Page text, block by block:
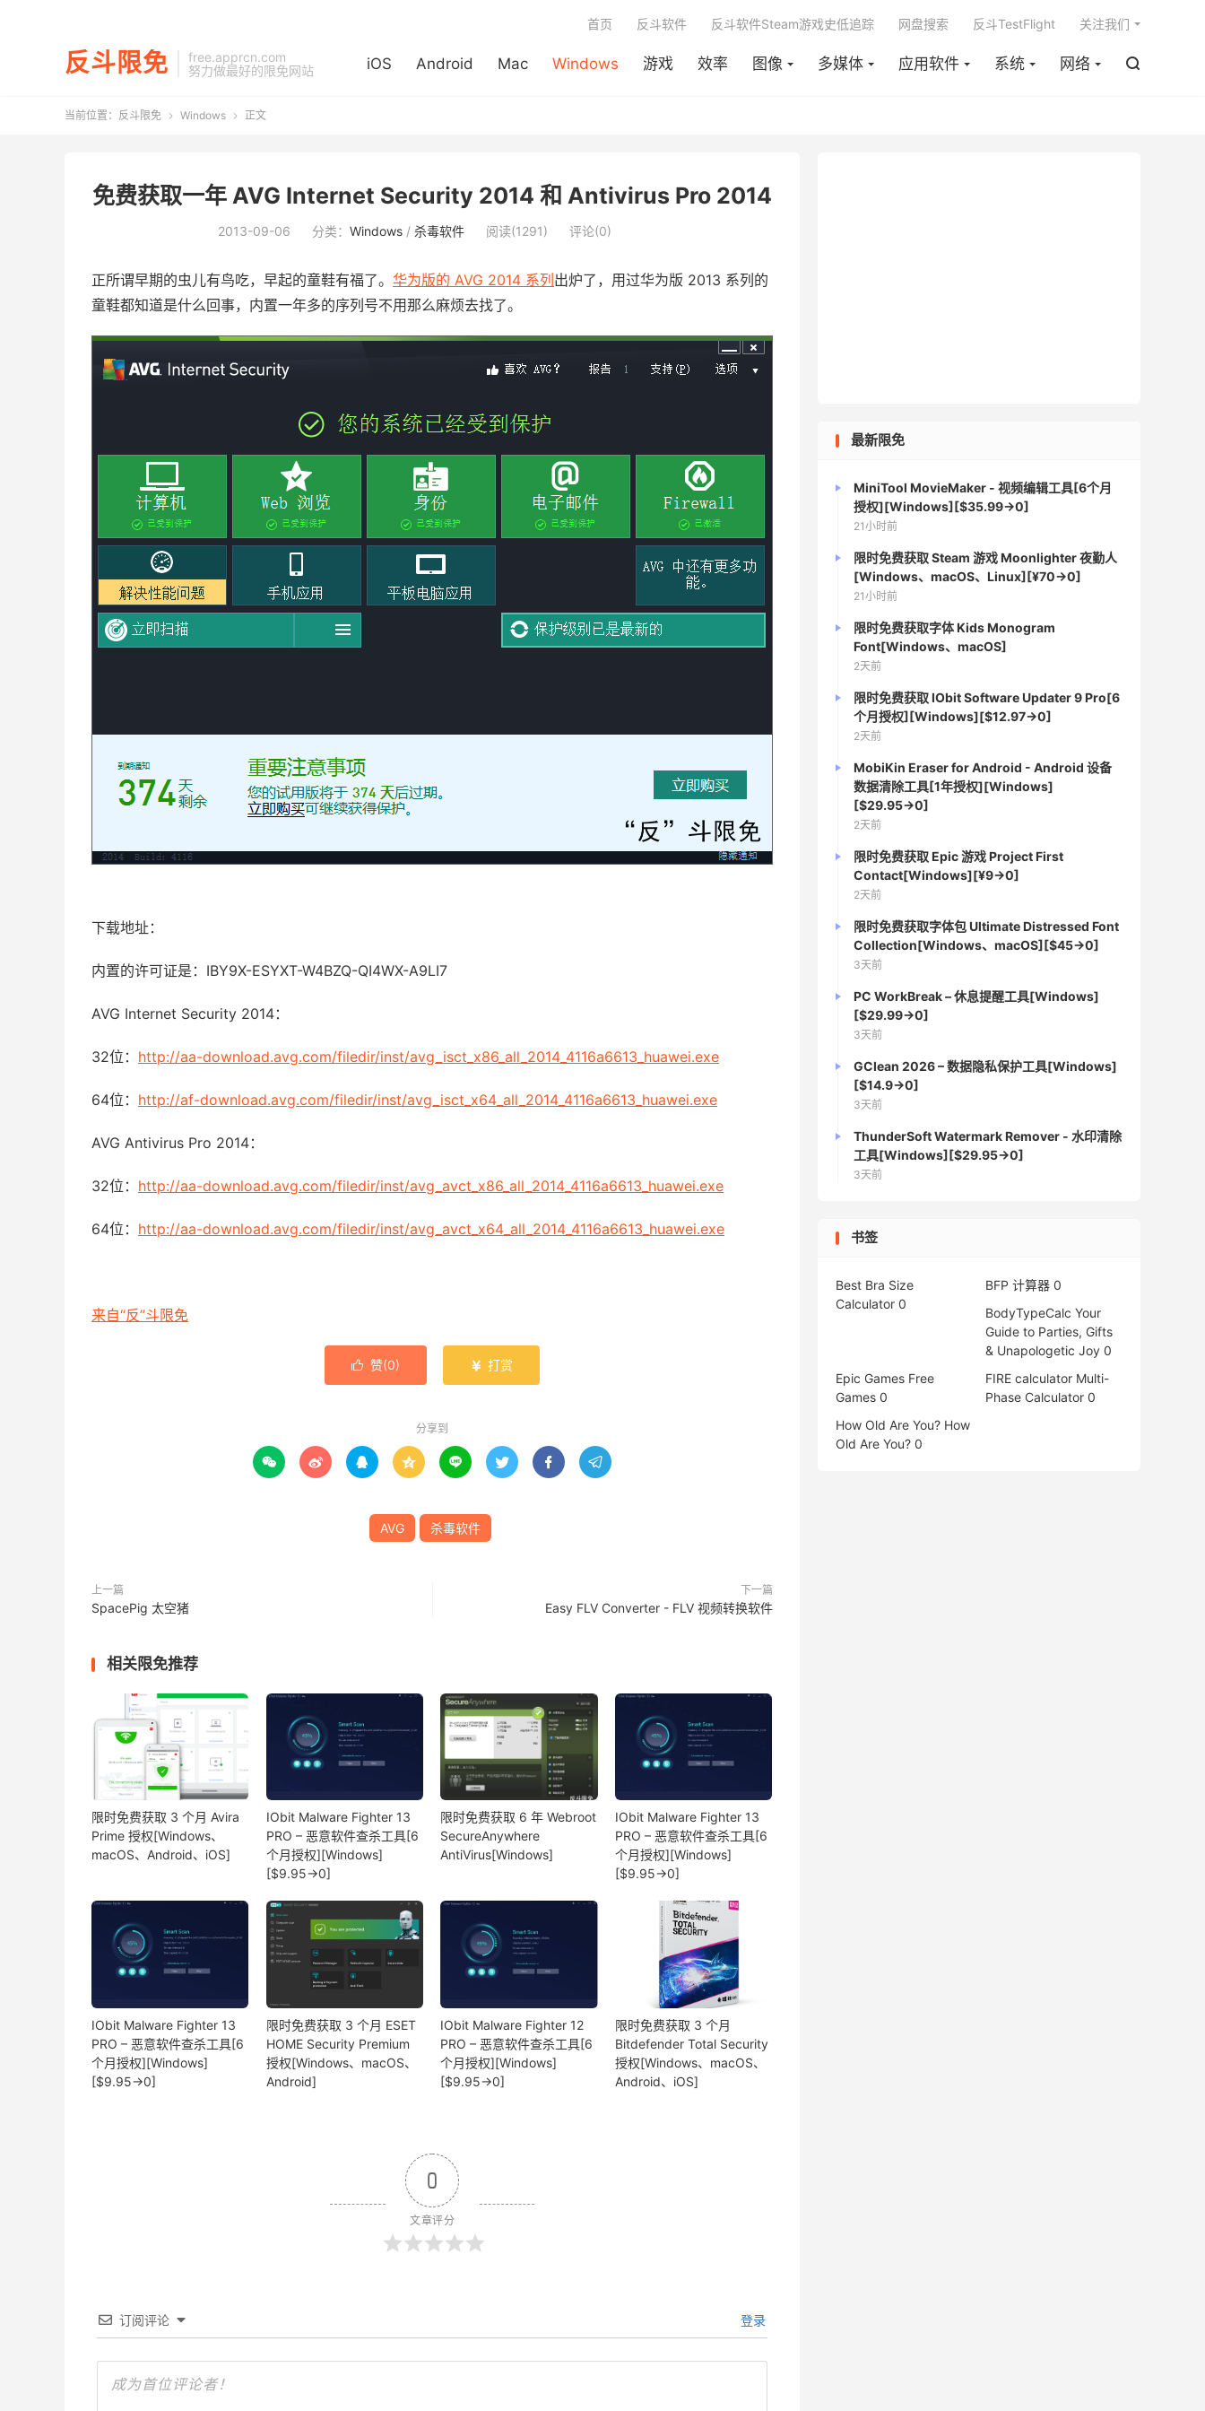
反斗限免
free.apprcn.com
努力做最好的限免网站
iOS Android Mac Windows 游戏 效率 图像 多媒体 应用软件 系统 网络 
首页 反斗软件 反斗软件Steam游戏史低追踪 网盘搜索 反斗TestFlight 关注我们
当前位置： 反斗限免  Windows  正文
免费获取一年 AVG Internet Security 2014 和 Antivirus Pro 2014
2013-09-06 分类： Windows/ 杀毒软件 阅读(1291) 评论(0)
正所谓早期的虫儿有鸟吃，早起的童鞋有福了。 华为版的 AVG 2014 系列 出炉了，用过华为版 2013 系列的
童鞋都知道是什么回事，内置一年多的序列号不用那么麻烦去找了。
下载地址：
内置的许可证是：IBY9X-ESYXT-W4BZQ-QI4WX-A9LI7
AVG Internet Security 2014：
32位： http://aa-download.avg.com/filedir/inst/avg_isct_x86_all_2014_4116a6613_huawei.exe
64位： http://af-download.avg.com/filedir/inst/avg_isct_x64_all_2014_4116a6613_huawei.exe
AVG Antivirus Pro 2014：
32位： http://aa-download.avg.com/filedir/inst/avg_avct_x86_all_2014_4116a6613_huawei.exe
64位： http://aa-download.avg.com/filedir/inst/avg_avct_x64_all_2014_4116a6613_huawei.exe
来自“反”斗限免
 赞(0)  打赏
分享到
       
AVG 杀毒软件
上一篇
SpacePig 太空猪
下一篇
Easy FLV Converter - FLV 视频转换软件
相关限免推荐
限时免费获取 3 个月 Avira
Prime 授权[Windows、
macOS、Android、iOS]
IObit Malware Fighter 13
PRO – 恶意软件查杀工具[6
个月授权][Windows]
[$9.95→0]
限时免费获取 6 年 Webroot
SecureAnywhere
AntiVirus[Windows]
IObit Malware Fighter 13
PRO – 恶意软件查杀工具[6
个月授权][Windows]
[$9.95→0]
IObit Malware Fighter 13
PRO – 恶意软件查杀工具[6
个月授权][Windows]
[$9.95→0]
限时免费获取 3 个月 ESET
HOME Security Premium
授权[Windows、macOS、
Android]
IObit Malware Fighter 12
PRO – 恶意软件查杀工具[6
个月授权][Windows]
[$9.95→0]
限时免费获取 3 个月
Bitdefender Total Security
授权[Windows、macOS、
Android、iOS]
0
文章评分
订阅评论 登录
最新限免
MiniTool MovieMaker - 视频编辑工具[6个月
授权][Windows][$35.99→0]
21小时前
限时免费获取 Steam 游戏 Moonlighter 夜勤人
[Windows、macOS、Linux][¥70→0]
21小时前
限时免费获取字体 Kids Monogram
Font[Windows、macOS]
2天前
限时免费获取 IObit Software Updater 9 Pro[6
个月授权][Windows][$12.97→0]
2天前
MobiKin Eraser for Android - Android 设备
数据清除工具[1年授权][Windows]
[$29.95→0]
2天前
限时免费获取 Epic 游戏 Project First
Contact[Windows][¥9→0]
2天前
限时免费获取字体包 Ultimate Distressed Font
Collection[Windows、macOS][$45→0]
3天前
PC WorkBreak – 休息提醒工具[Windows]
[$29.99→0]
3天前
GClean 2026 – 数据隐私保护工具[Windows]
[$14.9→0]
3天前
ThunderSoft Watermark Remover - 水印清除
工具[Windows][$29.95→0]
3天前
书签
Best Bra Size
Calculator 0
BFP 计算器 0
BodyTypeCalc Your
Guide to Parties, Gifts
& Unapologetic Joy 0
Epic Games Free
Games 0
FIRE calculator Multi-
Phase Calculator 0
How Old Are You? How
Old Are You? 0